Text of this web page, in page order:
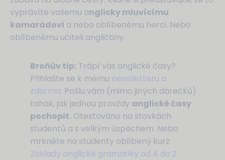
vyprávíte vašemu anglicky mluvícímu
kamarádovi a nebo oblíbenému herci. Nebo
oblíbenému učiteli angličtiny.
Broňův tip: Trápí vás anglické časy?
Přihlašte se k mému newsletteru a
zdarma. Pošlu vám (mimo jiných dárečků)
tahák, jak jednou provždy anglické časy
pochopit. Otestováno na stovkách
studentů a s velkým úspěchem. Nebo
mrkněte na studenty oblíbený kurz
Základy anglické gramatiky od A do Z.